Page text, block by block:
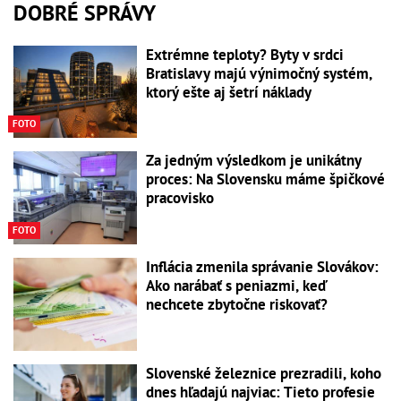
DOBRÉ SPRÁVY
FOTO
Extrémne teploty? Byty v srdci
Bratislavy majú výnimočný systém,
ktorý ešte aj šetrí náklady
FOTO
Za jedným výsledkom je unikátny
proces: Na Slovensku máme špičkové
pracovisko
Inflácia zmenila správanie Slovákov:
Ako narábať s peniazmi, keď
nechcete zbytočne riskovať?
Slovenské železnice prezradili, koho
dnes hľadajú najviac: Tieto profesie